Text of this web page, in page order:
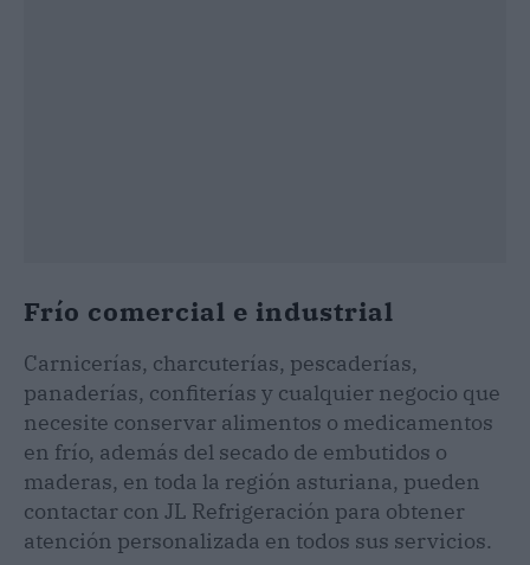
Frío comercial e industrial
Carnicerías, charcuterías, pescaderías,
panaderías, confiterías y cualquier negocio que
necesite conservar alimentos o medicamentos
en frío, además del secado de embutidos o
maderas, en toda la región asturiana, pueden
contactar con JL Refrigeración para obtener
atención personalizada en todos sus servicios.